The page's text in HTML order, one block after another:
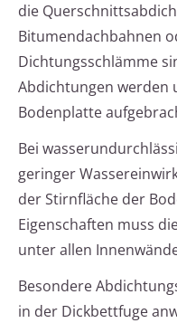
die
Bitumendachbahnen
Dichtungsschlämme
Abdichtungen werden
Bodenplatte
Bei
geringer
der Stirnfläche der
Eigenschaften muss
unter allen
Besondere
in der Dickbettfuge